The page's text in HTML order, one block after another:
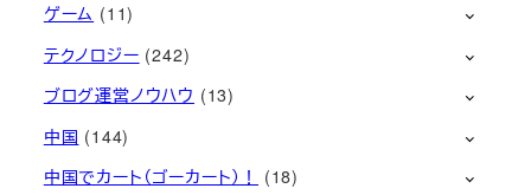
ゲーム (11)
テクノロジー (242)
ブログ運営ノウハウ (13)
中国 (144)
中国でカート（ゴーカート）！
(18)